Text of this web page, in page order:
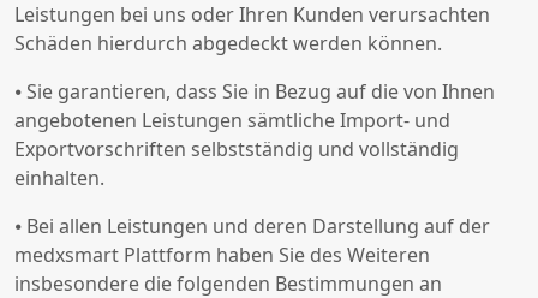
Leistungen bei uns oder Ihren Kunden verursachten
Schäden hierdurch abgedeckt werden können.
⦁ Sie garantieren, dass Sie in Bezug auf die von Ihnen
angebotenen Leistungen sämtliche Import- und
Exportvorschriften selbstständig und vollständig
einhalten.
⦁ Bei allen Leistungen und deren Darstellung auf der
medxsmart Plattform haben Sie des Weiteren
insbesondere die folgenden Bestimmungen an